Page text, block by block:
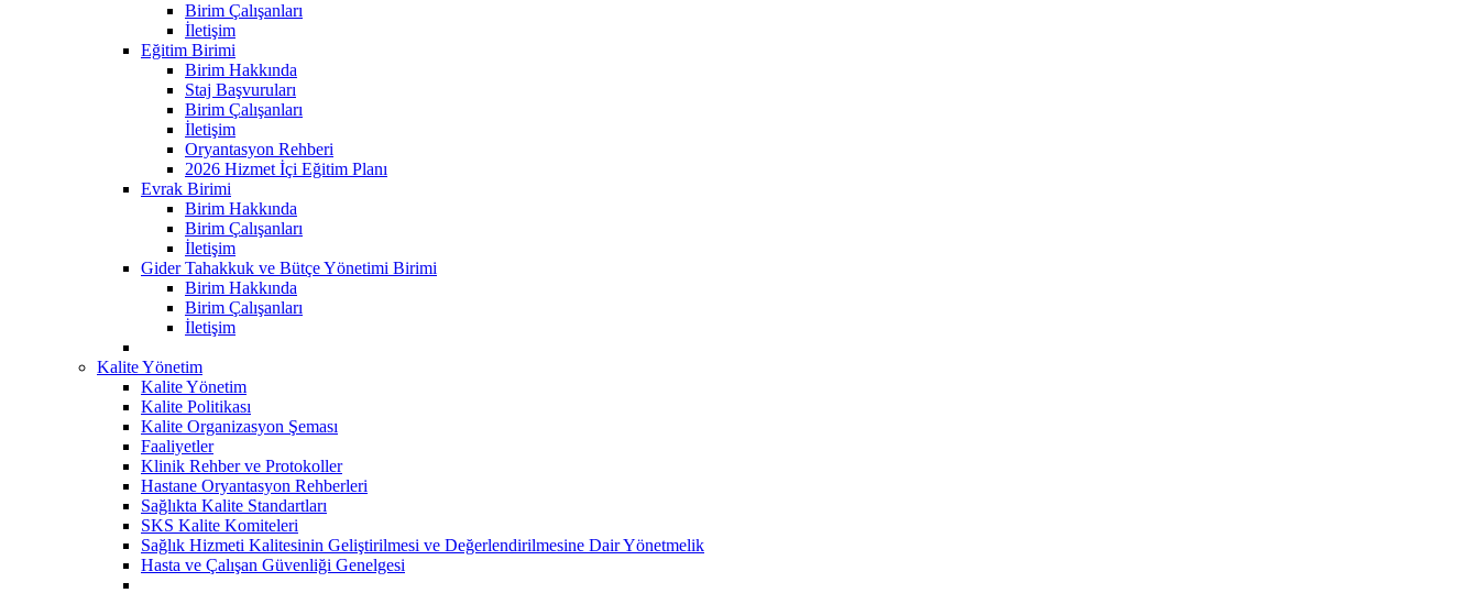
Birim Çalışanları
İletişim
Eğitim Birimi
Birim Hakkında
Staj Başvuruları
Birim Çalışanları
İletişim
Oryantasyon Rehberi
2026 Hizmet İçi Eğitim Planı
Evrak Birimi
Birim Hakkında
Birim Çalışanları
İletişim
Gider Tahakkuk ve Bütçe Yönetimi Birimi
Birim Hakkında
Birim Çalışanları
İletişim
Kalite Yönetim
Kalite Yönetim
Kalite Politikası
Kalite Organizasyon Şeması
Faaliyetler
Klinik Rehber ve Protokoller
Hastane Oryantasyon Rehberleri
Sağlıkta Kalite Standartları
SKS Kalite Komiteleri
Sağlık Hizmeti Kalitesinin Geliştirilmesi ve Değerlendirilmesine Dair Yönetmelik
Hasta ve Çalışan Güvenliği Genelgesi